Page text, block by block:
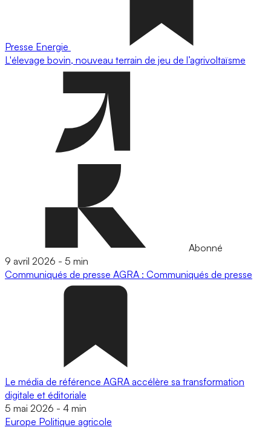
Presse Energie
L'élevage bovin, nouveau terrain de jeu de l’agrivoltaïsme
Abonné
9 avril 2026 - 5 min
Communiqués de presse AGRA : Communiqués de presse
Le média de référence AGRA accélère sa transformation
digitale et éditoriale
5 mai 2026 - 4 min
Europe Politique agricole